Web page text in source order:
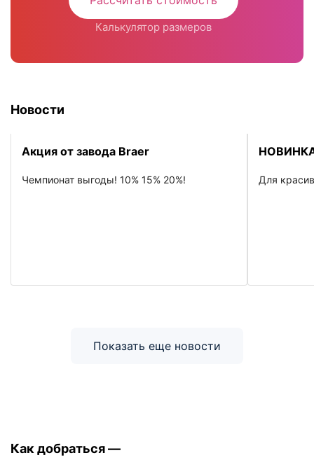
Калькулятор размеров
Новости
Акция от завода Braer
Чемпионат выгоды! 10% 15% 20%! Для
Показать еще новости
Как добраться —